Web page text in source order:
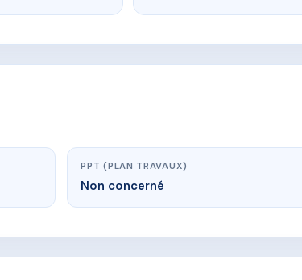
PPT (PLAN TRAVAUX)
Non concerné